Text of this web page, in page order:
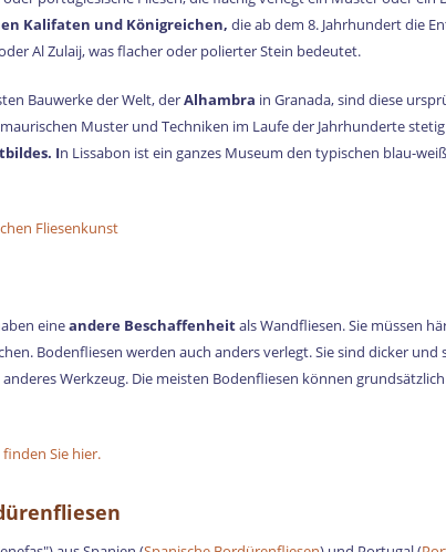
Kalifaten und Königreichen, die ab dem 8. Jahrhundert die
Al Zulaij, was flacher oder polierter Stein bedeutet.
Bauwerke der Welt, derAlhambra in Granada, sind diese
Muster und Techniken im Laufe der Jahrhunderte
In Lissabon ist ein ganzes Museum den typischen blau-
Fliesenkunst
eineandere Beschaffenheitals Wandfliesen. Sie müssen
Bodenfliesen werden auch anders verlegt. Sie sind dicker
Werkzeug. Die meisten Bodenfliesen können
Sie hier.